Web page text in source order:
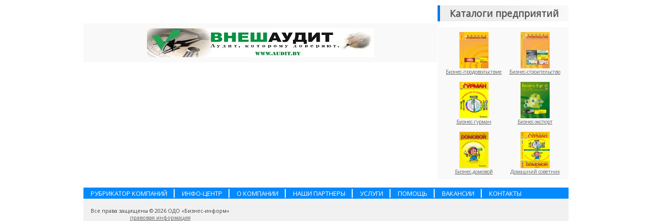
Каталоги предприятий
Бизнес-продовольствие Бизнес-строительство
Бизнес-гурман Бизнес-экспорт
Бизнес-домовой Домашний советник
РУБРИКАТОР КОМПАНИЙ ИНФО-ЦЕНТР О КОМПАНИИ НАШИ ПАРТНЕРЫ УСЛУГИ ПОМОЩЬ ВАКАНСИИ КОНТАКТЫ
Все права защищены © 2026 ОДО «Бизнес-информ»
правовая информация